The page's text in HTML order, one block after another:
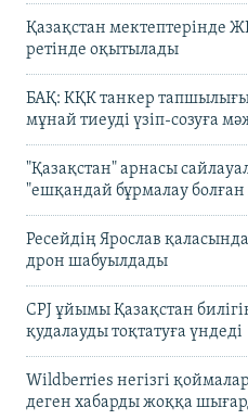
Қазақстан мектептерінде
ретінде оқытылады
БАҚ: КҚК танкер тапшылығы
мұнай тиеуді үзіп-созуға
"Қазақстан" арнасы
"ешқандай бұрмалау болған
Ресейдің Ярослав
дрон шабуылдады
CPJ ұйымы Қазақстан
қудалауды тоқтатуға үндеді
Wildberries негізгі
деген хабарды жоққа